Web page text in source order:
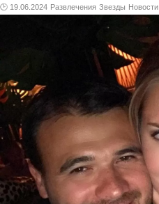
🕑 19.06.2024 Развлечения Звезды Новости